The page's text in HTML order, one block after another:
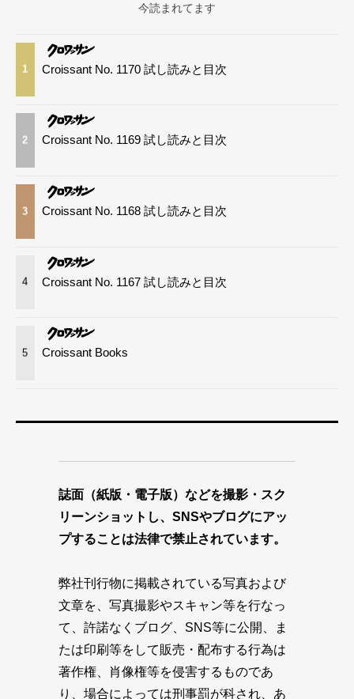
今読まれてます
1 Croissant No. 1170 試し読みと目次
2 Croissant No. 1169 試し読みと目次
3 Croissant No. 1168 試し読みと目次
4 Croissant No. 1167 試し読みと目次
5 Croissant Books
誌面（紙版・電子版）などを撮影・スク
リーンショットし、SNSやブログにアッ
プすることは法律で禁止されています。
弊社刊行物に掲載されている写真および
文章を、写真撮影やスキャン等を行なっ
て、許諾なくブログ、SNS等に公開、ま
たは印刷等をして販売・配布する行為は
著作権、肖像権等を侵害するものであ
り、場合によっては刑事罰が科され、あ